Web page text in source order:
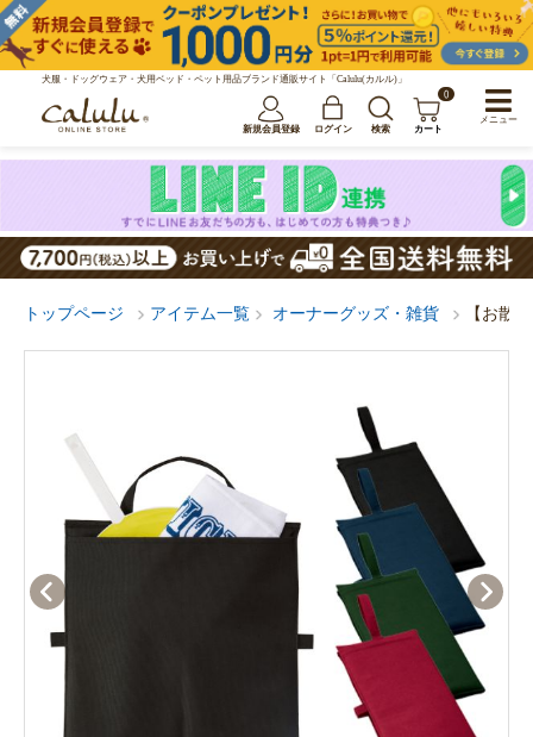
犬服・ドッグウェア・犬用ベッド・ペット用品ブランド通販サイト「Calulu(カルル)」
新規会員登録 ログイン 検索
0
カート
トップページ アイテム一覧 オーナーグッズ・雑貨 【お散
メニュー